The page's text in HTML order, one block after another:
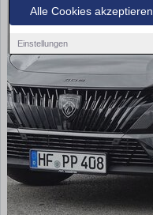
Alle Cookies akzeptieren
Einstellungen